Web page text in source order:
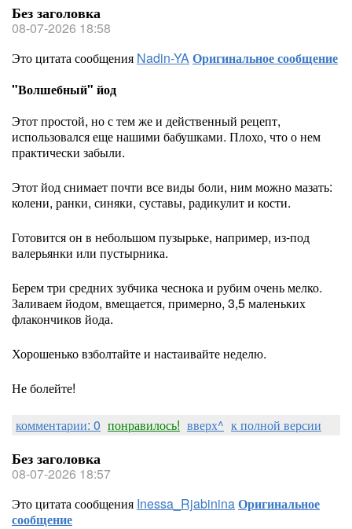
Без заголовка
08-07-2026 18:58
Это цитата сообщения Nadin-YAОригинальное сообщение
"Волшебный" йод
Этот простой, но с тем же и действенный рецепт,
использовался еще нашими бабушками. Плохо, что о нем
практически забыли.
Этот йод снимает почти все виды боли, ним можно мазать:
колени, ранки, синяки, суставы, радикулит и кости.
Готовится он в небольшом пузырьке, например, из-под
валерьянки или пустырника.
Берем три средних зубчика чеснока и рубим очень мелко.
Заливаем йодом, вмещается, примерно, 3,5 маленьких
флакончиков йода.
Хорошенько взболтайте и настаивайте неделю.
Не болейте!
комментарии: 0 понравилось! вверх^ к полной версии
Без заголовка
08-07-2026 18:57
Это цитата сообщения Inessa_RjabininaОригинальное
сообщение